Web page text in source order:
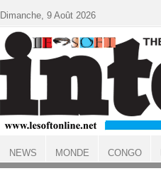
ACCUEIL
Dimanche, 9 Août 2026
NEWS MONDE CONGO